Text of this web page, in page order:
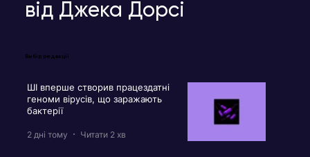
від Джека Дорсі
Вибір редакції
ШІ вперше створив працездатні
геноми вірусів, що заражають
бактерії
2 дні тому Читати 2 хв